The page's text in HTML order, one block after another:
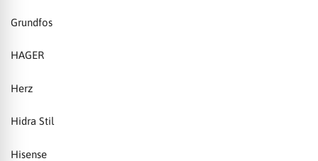
Grundfos
HAGER
Herz
Hidra Stil
Hisense